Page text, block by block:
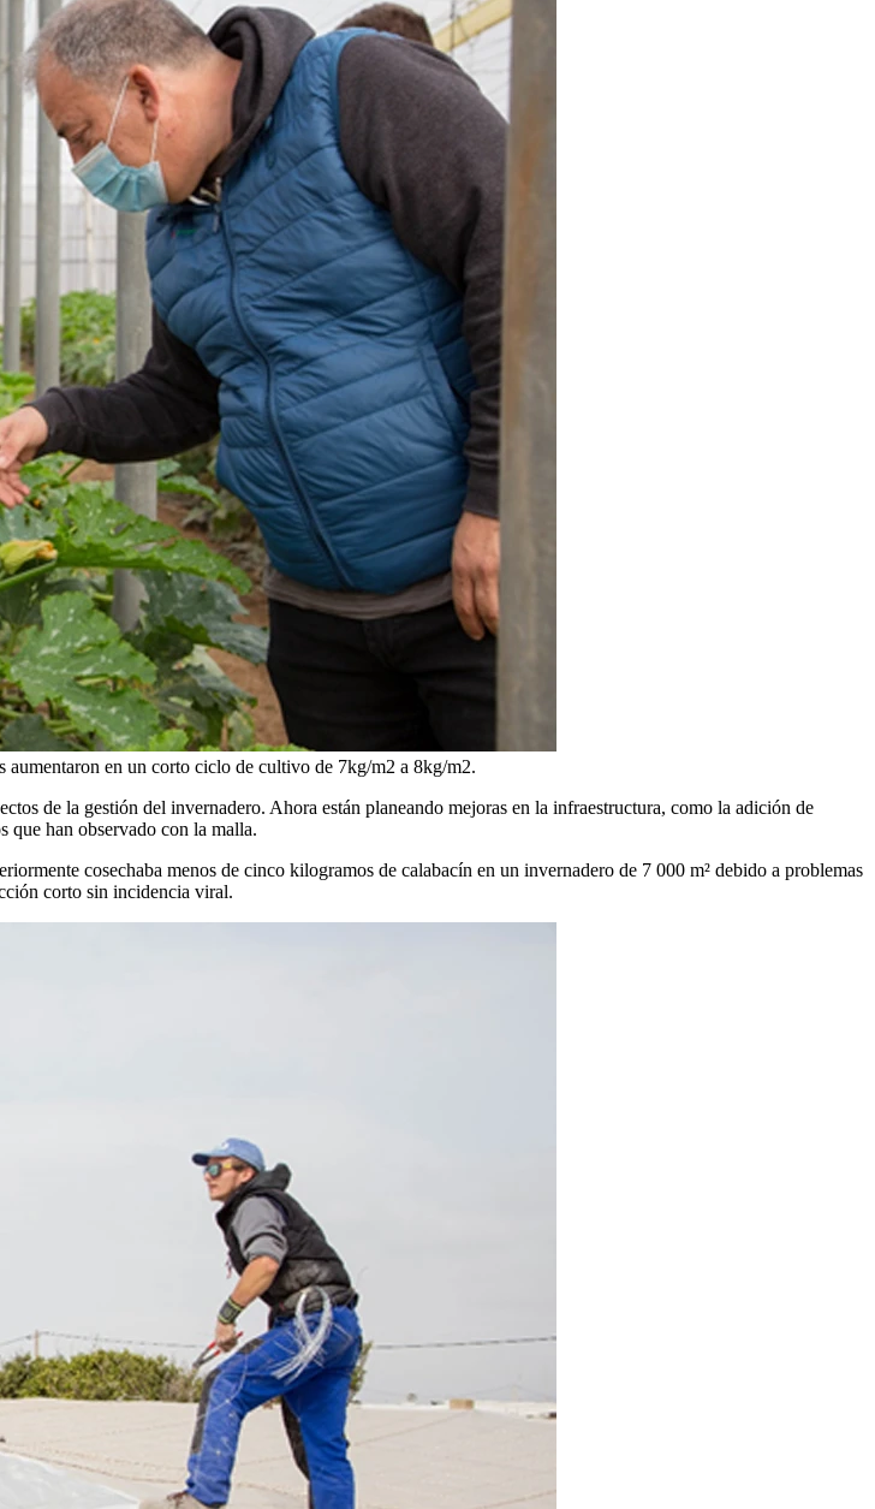
aumentaron en un corto ciclo de cultivo de 7kg/m2 a 8kg/m2.
de la gestión del invernadero. Ahora están planeando mejoras en la infraestructura, como la adición de
que han observado con la malla.
cosechaba menos de cinco kilogramos de calabacín en un invernadero de 7 000 m² debido a problemas
corto sin incidencia viral.